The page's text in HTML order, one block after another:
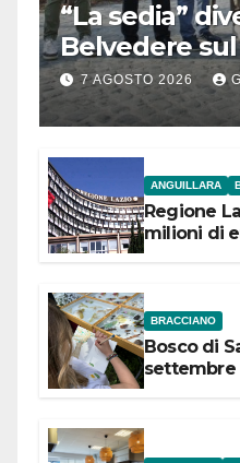
“La sedia”
Belvedere
Bracciano: ieri
7 AGOSTO 2026
ANGUILLARA
Regione
milioni di
BRACCIANO
Bosco di
settembre